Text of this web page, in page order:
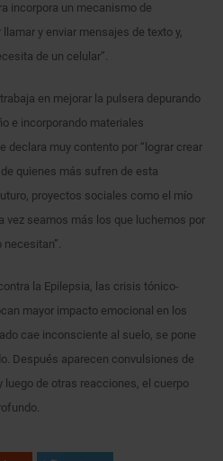
incorpora un mecanismo de
y enviar mensajes de texto y,
de un celular”.
en mejorar la pulsera depurando
e incorporando materiales
declara muy contento por “lograr crear
quienes más sufren de esta
proyectos sociales como el mío
vez seamos más los que luchemos por
necesitan”.
la Epilepsia, las crisis tónico-
mayor impacto emocional en los
cae inconsciente al suelo, se pone
Después aparecen convulsiones de
luego de otras reacciones, el cuerpo